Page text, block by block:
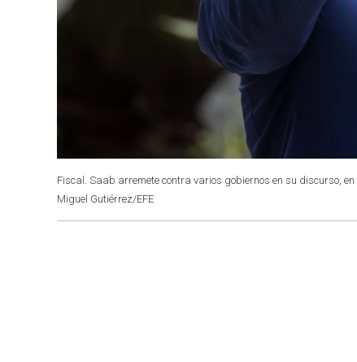
Fiscal. Saab arremete contra varios gobiernos en su discurso,
Miguel Gutiérrez/EFE